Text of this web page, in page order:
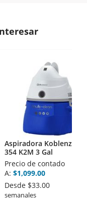
Encriptación 3D.
Ética de la
socios Activos de
Aspiradora Koblenz Wd-
354 K2M 3 Gal
Precio de contado
A: $1,099.00
Desde $33.00
semanales